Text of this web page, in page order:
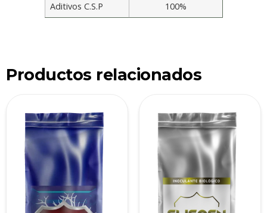
Aditivos C.S.P
100%
Productos relacionados